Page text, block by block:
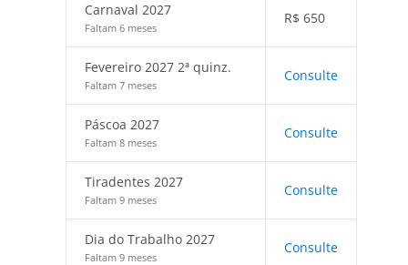
Carnaval 2027
Faltam 6 meses
R$ 650
Fevereiro 2027 2ª quinz.
Faltam 7 meses
Consulte
Páscoa 2027
Faltam 8 meses
Consulte
Tiradentes 2027
Faltam 9 meses
Consulte
Dia do Trabalho 2027
Faltam 9 meses
Consulte